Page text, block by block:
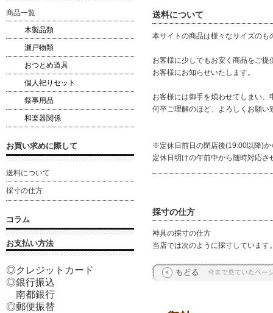
送料について
本サイトの商品は様々なサイズの
お客様に少しでもお安く商品をご
お客様にお知らせいたします。
お客様には御手を煩わせてしまい、
何卒ご理解のほど、よろしくお願い
※定休日前日の閉店後(19:00以降)
定休日明けの午前中から随時対応
採寸の仕方
神具の採寸の仕方
当店では次のように採寸しています
商品一覧
木製品類
瀬戸物類
おつとめ道具
個人祀りセット
祭事用品
和楽器関係
お買い求めに際して
送料について
採寸の仕方
コラム
お支払い方法
◎クレジットカード
◎銀行振込
南都銀行
◎郵便振替